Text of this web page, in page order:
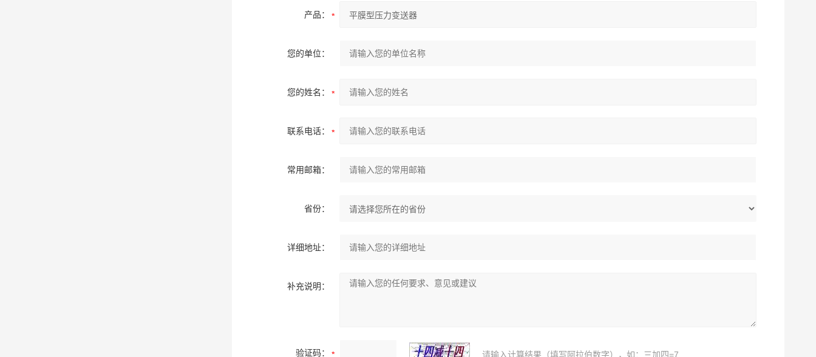
产品：
您的单位：
您的姓名：
联系电话：
常用邮箱：
省份：
详细地址：
补充说明：
验证码： 请输入计算结果（填写阿拉伯数字），如：三加四=7